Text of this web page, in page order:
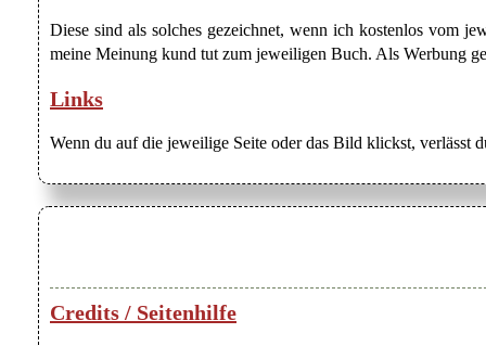
Diese sind als solches gezeichnet, wenn ich kostenlos vom
meine Meinung kund tut zum jeweiligen Buch. Als Werbung
Links
Wenn du auf die jeweilige Seite oder das Bild klickst, verlässt
Credits / Seitenhilfe